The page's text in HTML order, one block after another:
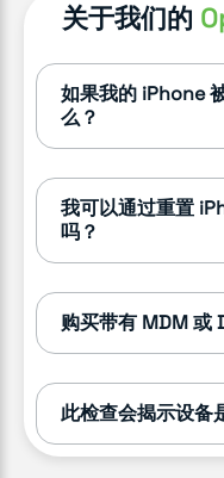
关于我们的
如果我的 iPhone
么？
我可以通过重置
吗？
购买带有 MDM 或
此检查会揭示设备